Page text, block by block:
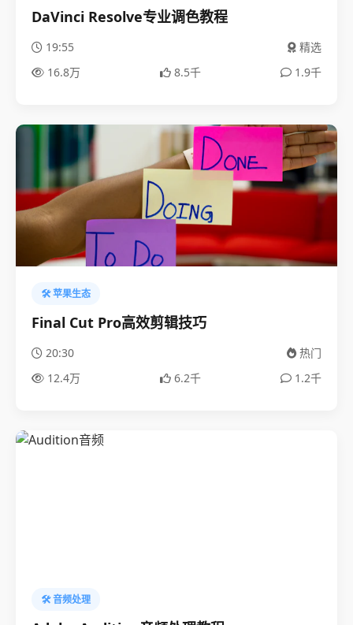
DaVinci Resolve专业调色教程
19:55
精选
16.8万
8.5千 1.9千
🛠️ 苹果生态
Final Cut Pro高效剪辑技巧
20:30
热门
12.4万
6.2千 1.2千
🛠️ 音频处理